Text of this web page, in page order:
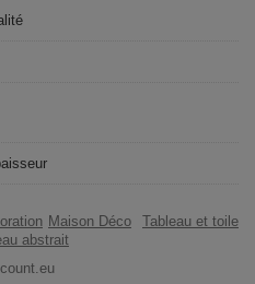
Maison Déco
Tableau et toile
abstrait